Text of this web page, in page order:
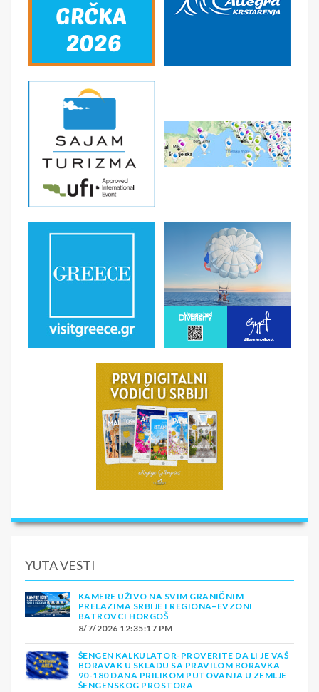
YUTA VESTI
KAMERE UŽIVO NA SVIM GRANIČNIM
PRELAZIMA SRBIJE I REGIONA–EVZONI
BATROVCI HORGOŠ
8/7/2026 12:35:17 PM
ŠENGEN KALKULATOR-PROVERITE DA LI JE VAŠ
BORAVAK U SKLADU SA PRAVILOM BORAVKA
90-180 DANA PRILIKOM PUTOVANJA U ZEMLJE
ŠENGENSKOG PROSTORA